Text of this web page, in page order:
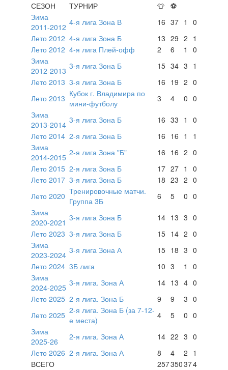
СЕЗОН
ТУРНИР 👕 ⚽
Зима
2011-2012 4-я лига Зона В 16 37 1
0
Лето 2012 4-я лига Зона Б 13 29 2 1
Лето 2012 4-я лига Плей-офф 2 6 1
0
Зима
2012-2013 3-я лига Зона Б 15 34 3 1
Лето 2013 3-я лига Зона Б 16 19 2 0
Лето 2013 Кубок г. Владимира по
мини-футболу
3 4 0 0
Зима
2013-2014 3-я лига Зона Б 16 33 1
0
Лето 2014 2-я лига Зона Б 16 16 1
1
Зима
2014-2015 2-я лига Зона "Б" 16 16 2 0
Лето 2015 2-я лига Зона Б 17 27 1
0
Лето 2017 3-я лига Зона Б 18 23 2 0
Лето 2020 Тренировочные матчи.
Группа 3Б
6 5 0 0
Зима
2020-2021 3-я лига Зона Б 14 13 3 0
Лето 2023 3-я лига Зона Б 15 14 2 0
Зима
2023-2024 3-я лига Зона А 15 18 3 0
Лето 2024 3Б лига 10 3 1
0
Зима
2024-2025 3-я лига. Зона А 14 13 4 0
Лето 2025 2-я лига. Зона Б 9 9 3 0
Лето 2025 2-я лига. Зона Б (за 7-12-
е места)
4 5 0 0
Зима
2025-26
2-я лига. Зона А 14 22 3 0
Лето 2026 2-я лига. Зона А 8 4 2 1
ВСЕГО
257350374